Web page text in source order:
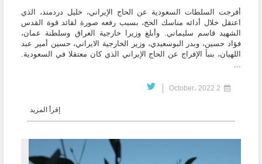
أفرجت السلطات السعودية عن الحاج الإيراني، خليل دردمند، الذي
اعتقل خلال أدائه مناسك الحج، بسبب رفعه صورة لقائد قوة القدس
الشهيد قاسم سليماني. وأبلغ وزيرا خارجية العراق وسلطنة عمان،
فؤاد حسين، وبدر البوسعيدي، وزير الخارجية الايراني، حسين أمير عبد
اللهيان، بنبأ الإفراج عن الحاج الإيراني الذي كان معتقلا في السعودية.
...
إقرأ المزيد